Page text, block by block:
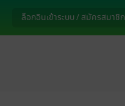
ล็อกอินเข้าระบบ / สมัครสมาชิก